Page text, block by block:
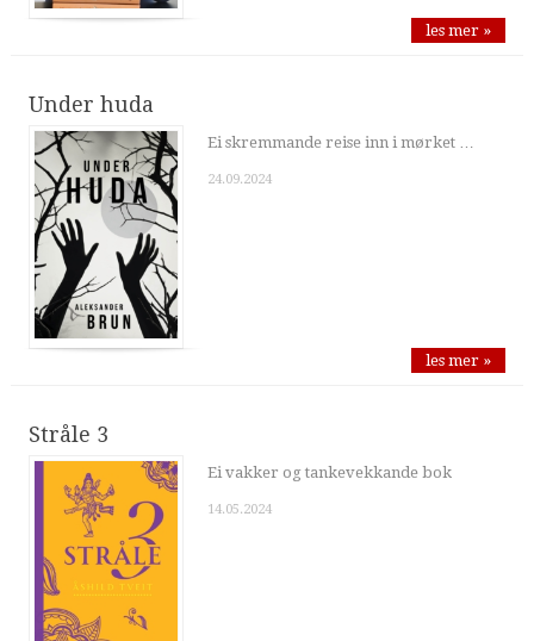
les mer »
Under huda
Ei skremmande reise inn i mørket …
24.09.2024
les mer »
Stråle 3
Ei vakker og tankevekkande bok
14.05.2024